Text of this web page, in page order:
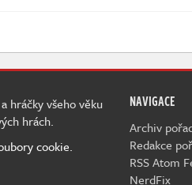
NAVIGACE
Archiv
Redakce
RSS Atom
NerdFix
hráčky všeho věku
hrách.
cookie.